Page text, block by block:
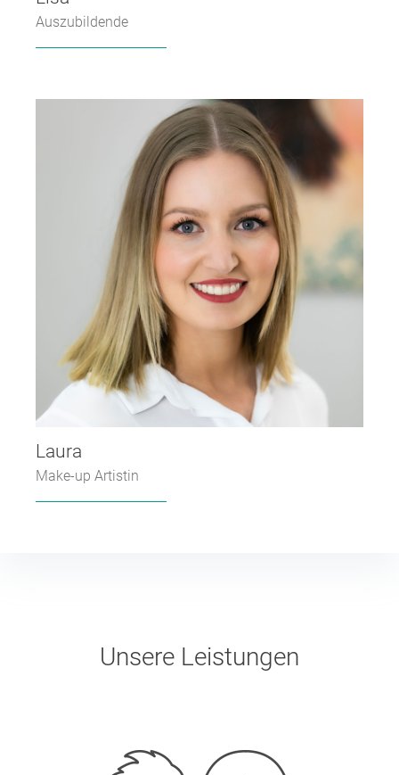
Auszubildende
Laura
Make-up Artistin
Unsere Leistungen